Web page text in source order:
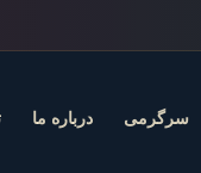
سرگرمی درباره ما